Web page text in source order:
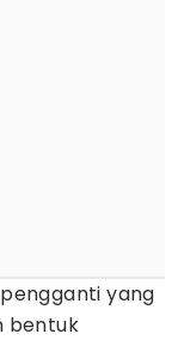
yang
bentuk